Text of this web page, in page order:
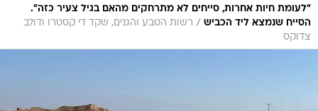
"לעומת חיות אחרות, סייחים לא מתרחקים מהאם בגיל צעיר כזה".
הסייח שנמצא ליד הכביש / רשות הטבע והגנים, שקד די קסטרו ודולב
צדוקס